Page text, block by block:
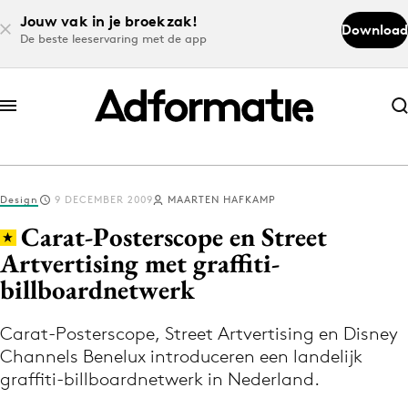
Jouw vak in je broekzak!
De beste leeservaring met de app
Download
Abonneer nu
Abonneer nu
Log in
Download de app
Volg het laatste nieuws via de Adformatie
Nieuws app
Design 9 DECEMBER 2009 MAARTEN HAFKAMP
Carat-Posterscope en Street
Artvertising met graffiti-
billboardnetwerk
Carat-Posterscope, Street Artvertising en Disney
Channels Benelux introduceren een landelijk
graffiti-billboardnetwerk in Nederland.